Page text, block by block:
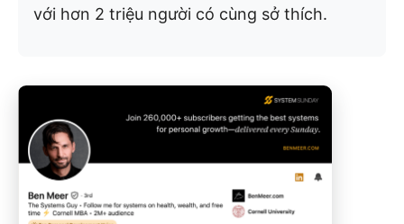
với hơn 2 triệu người có cùng sở thích.